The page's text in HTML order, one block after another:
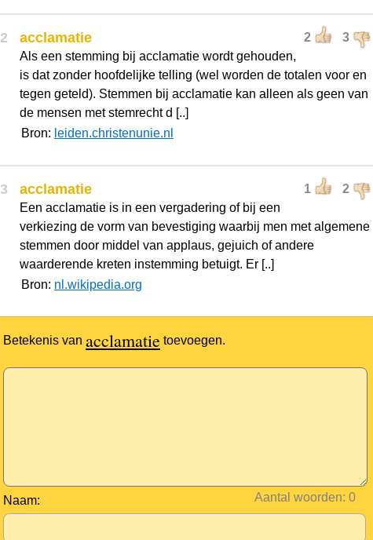
2 2 3
acclamatie
Als een stemming bij acclamatie wordt gehouden,
is dat zonder hoofdelijke telling (wel worden de totalen voor en
tegen geteld). Stemmen bij acclamatie kan alleen als geen van
de mensen met stemrecht d [..]
Bron: leiden.christenunie.nl
3 1 2
acclamatie
Een acclamatie is in een vergadering of bij een
verkiezing de vorm van bevestiging waarbij men met algemene
stemmen door middel van applaus, gejuich of andere
waarderende kreten instemming betuigt. Er [..]
Bron: nl.wikipedia.org
Betekenis van acclamatie toevoegen.
Aantal woorden:
Naam: